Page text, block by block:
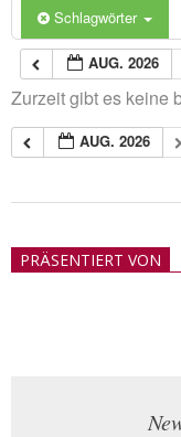
Schlagwörter
AUG. 2026
Zurzeit gibt es keine
AUG. 2026
21PRÄSENTIERT VON